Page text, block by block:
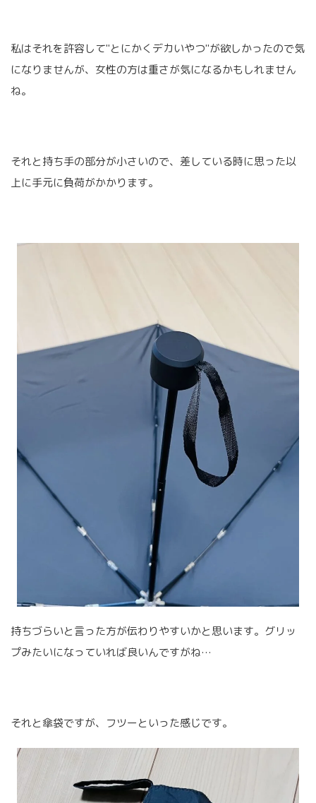
私はそれを許容して"とにかくデカいやつ"が欲しかったので気
になりませんが、女性の方は重さが気になるかもしれません
ね。
それと持ち手の部分が小さいので、差している時に思った以
上に手元に負荷がかかります。
持ちづらいと言った方が伝わりやすいかと思います。グリッ
プみたいになっていれば良いんですがね…
それと傘袋ですが、フツーといった感じです。